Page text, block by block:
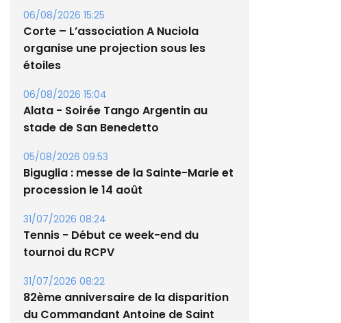
06/08/2026 15:25
Corte – L’association A Nuciola
organise une projection sous les
étoiles
06/08/2026 15:04
Alata - Soirée Tango Argentin au
stade de San Benedetto
05/08/2026 09:53
Biguglia : messe de la Sainte-Marie et
procession le 14 août
31/07/2026 08:24
Tennis - Début ce week-end du
tournoi du RCPV
31/07/2026 08:22
82ème anniversaire de la disparition
du Commandant Antoine de Saint